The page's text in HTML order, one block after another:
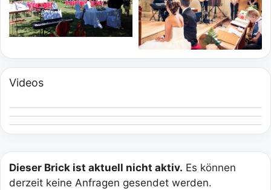
Videos
Dieser Brick ist aktuell nicht aktiv. Es können
derzeit keine Anfragen gesendet werden.